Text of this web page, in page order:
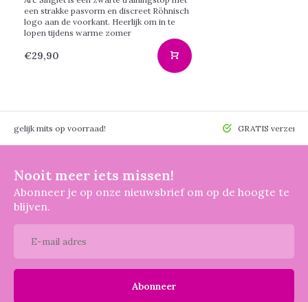
een strakke pasvorm en discreet Röhnisch
logo aan de voorkant. Heerlijk om in te
lopen tijdens warme zomer
€29,90
mits op voorraad! GRATIS
Nooit meer iets missen!
Abonneer je op onze nieuwsbrief om op de hoogte te
blijven.
Abonneer